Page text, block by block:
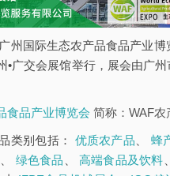
州国际生态农产品食品产业博
•广交会展馆举行，展会由广
食品产业博览会 简称：WAF农
类别包括： 优质农产品 蜂
绿色食品 高端食品及饮料